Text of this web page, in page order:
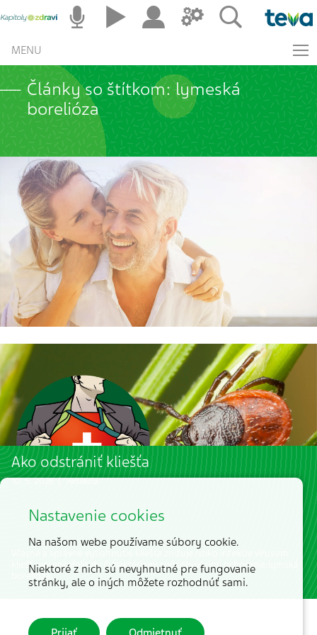
MENU
Články so štítkom: lymeská
borelióza
Ako odstrániť kliešťa
10. 5. 2026 | redakcia
kliešťovej encefalitídy či baktériami spôsobujúcimi ochorenie lymská
borelióza.
Nastavenie cookies
Na našom webe používame súbory cookie.
Niektoré z nich sú nevyhnutné pre fungovanie
stránky, ale o iných môžete rozhodnúť sami.